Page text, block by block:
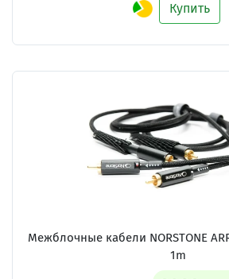
Купить
Межблочные кабели NORSTONE
1m